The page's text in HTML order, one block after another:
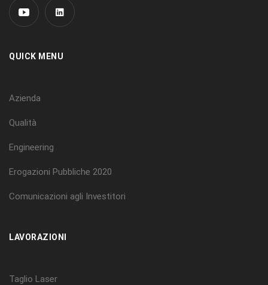
QUICK MENU
Azienda
Qualità
Engineering
Erogazioni Pubbliche 2020
Comunicazioni agli Investitori
LAVORAZIONI
Taglio Laser